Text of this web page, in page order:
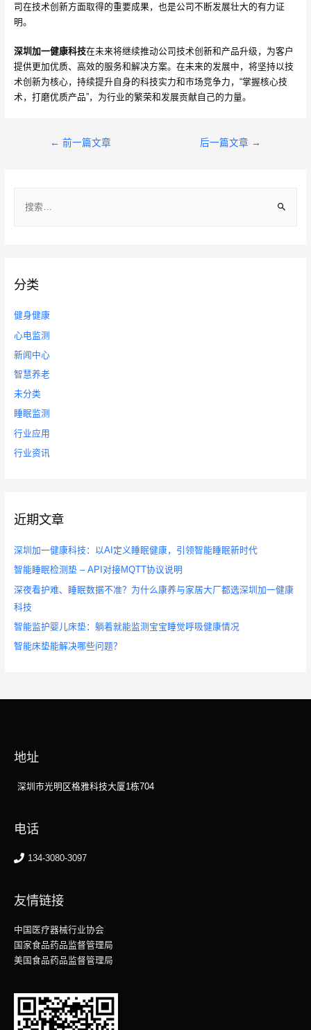
司在技术创新方面取得的重要成果，也是公司不断发展壮大的有力证
明。
深圳加一健康科技在未来将继续推动公司技术创新和产品升级，为客户
提供更加优质、高效的服务和解决方案。在未来的发展中，将坚持以技
术创新为核心，持续提升自身的科技实力和市场竞争力，“掌握核心技
术，打磨优质产品”，为行业的繁荣和发展贡献自己的力量。
航
← 前一篇文章 后一篇文章 →
分类
健身健康
心电监测
新闻中心
智慧养老
未分类
睡眠监测
行业应用
行业资讯
近期文章
深圳加一健康科技：以AI定义睡眠健康，引领智能睡眠新时代
智能睡眠检测垫 – API对接MQTT协议说明
深夜看护难、睡眠数据不准？为什么康养与家居大厂都选深圳加一健康
科技
智能监护婴儿床垫：躺着就能监测宝宝睡觉呼吸健康情况
智能床垫能解决哪些问题？
地址
深圳市光明区格雅科技大厦1栋704
电话
134-3080-3097
友情链接
中国医疗器械行业协会
国家食品药品监督管理局
美国食品药品监督管理局